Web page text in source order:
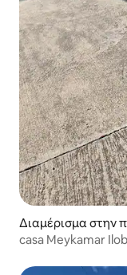
Διαμέρισμα στην
casa Meykamar